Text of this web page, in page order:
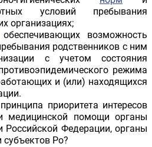
условий пребывания
организациях;
возможность
родственников с ним
с учетом состояния
режима
и (или) находящихся
приоритета интересов
медицинской помощи органы
Российской Федерации, органы
субъектов Ро?